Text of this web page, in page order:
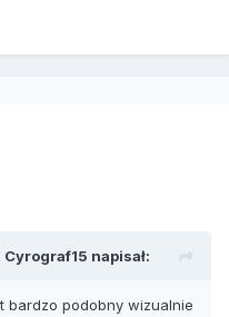
Cyrograf15 napisał:
bardzo podobny wizualnie